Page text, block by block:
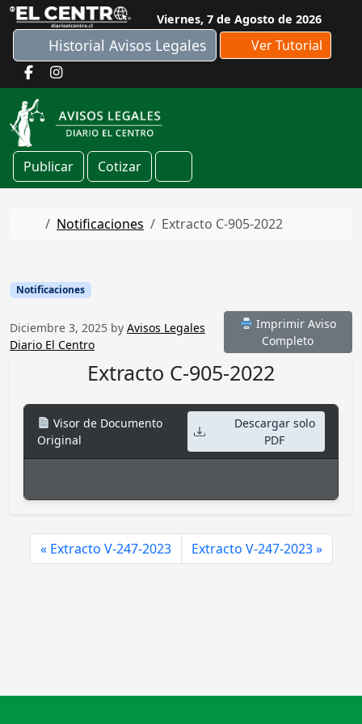
Skip to content
Viernes, 7 de Agosto de 2026
Historial Avisos Legales Ver Tutorial
Publicar Cotizar
Cart
Home
Notificaciones Extracto C-905-2022
Notificaciones
Diciembre 3, 2025 by Avisos Legales
Diario El Centro
Imprimir Aviso
Completo
Extracto C-905-2022
Visor de Documento
Original
Descargar solo
PDF
Extracto V-247-2023 Extracto V-247-2023